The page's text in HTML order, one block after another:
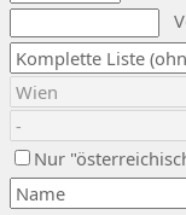
Nur